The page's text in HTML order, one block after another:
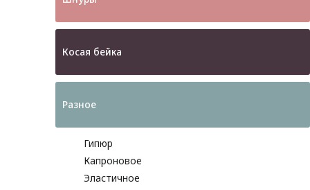
Косая бейка
Разное
Гипюр
Капроновое
Эластичное